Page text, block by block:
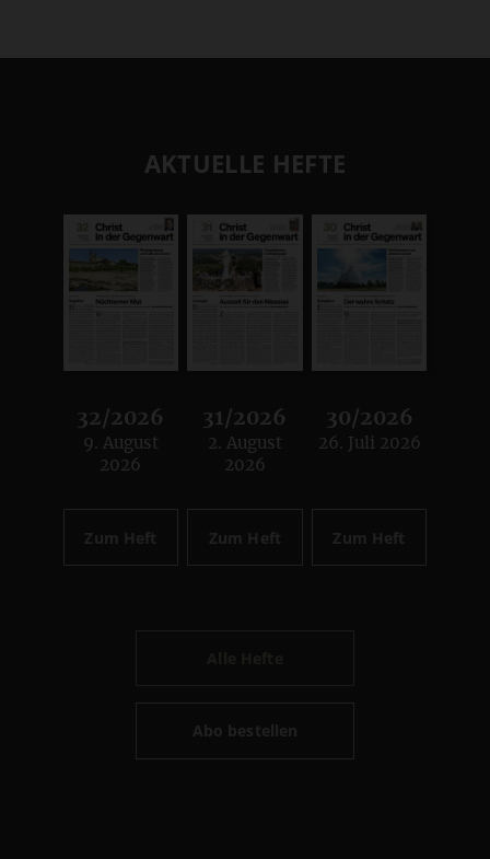
AKTUELLE HEFTE
32/2026
:
9. August
2026
Zum Heft
31/2026
:
2. August
2026
Zum Heft
30/2026
:
26. Juli 2026
Zum Heft
Abo bestellen